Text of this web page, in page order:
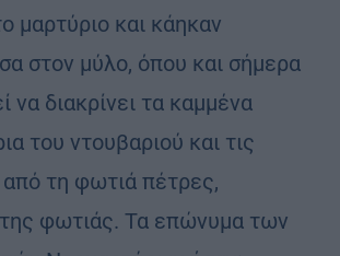
μαρτύριο και κάηκαν
στον μύλο, όπου και σήμερα
να διακρίνει τα καμμένα
του ντουβαριού και τις
τη φωτιά πέτρες,
της φωτιάς. Τα επώνυμα των